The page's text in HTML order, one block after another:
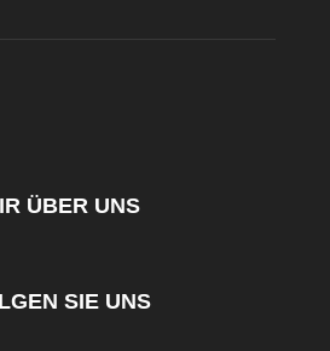
ÜBER UNS
SIE UNS